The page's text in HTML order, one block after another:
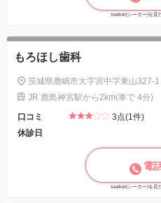
seeker(シーカー)を見
もろほし歯科
茨城県鹿嶋市大字宮中字東山327-1
JR 鹿島神宮駅から2km(車で 4分)
口コミ
3点(1件)
休診日
電
seeker(シーカー)を見